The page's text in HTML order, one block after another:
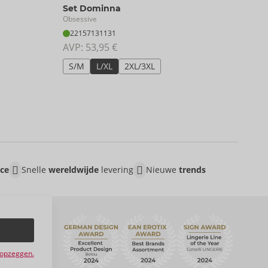
Set Dominna
Obsessive
22157131131
AVP: 53,95 €
S/M L/XL 2XL/3XL
Snelle wereldwijdelevering Nieuwe trends